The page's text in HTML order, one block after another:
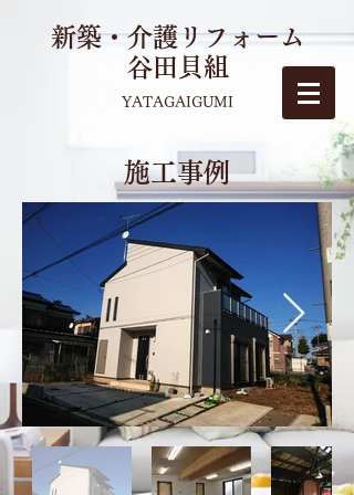
新築・介護リフォーム
谷田貝組
YATAGAIGUMI
施工事例